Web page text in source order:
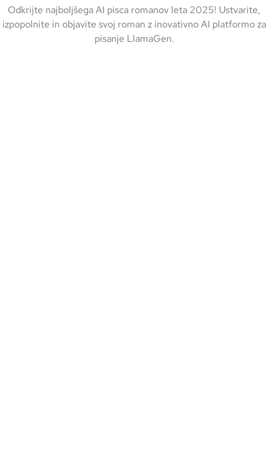
Odkrijte najboljšega AI pisca romanov leta 2025! Ustvarite,
izpopolnite in objavite svoj roman z inovativno AI platformo za
pisanje LlamaGen.